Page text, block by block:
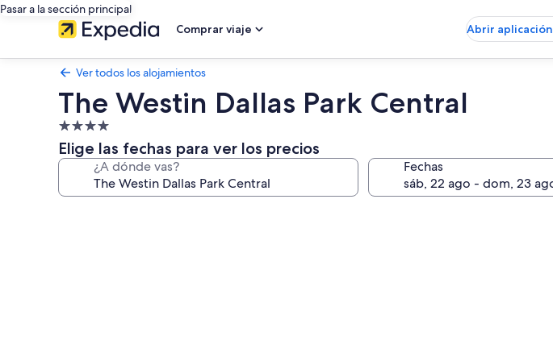
Pasar a la sección principal
Comprar viaje
Abrir aplicación
Ver todos los alojamientos
The Westin Dallas Park Central
Alojamiento
de
4.0 estrellas
Elige las fechas para ver los precios
¿A dónde vas? Fechas